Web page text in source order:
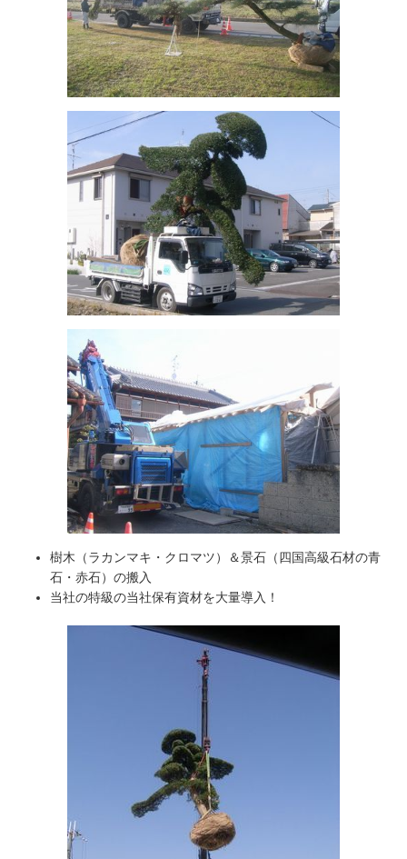
樹木（ラカンマキ・クロマツ）＆景石（四国高級石材の青
石・赤石）の搬入
当社の特級の当社保有資材を大量導入！